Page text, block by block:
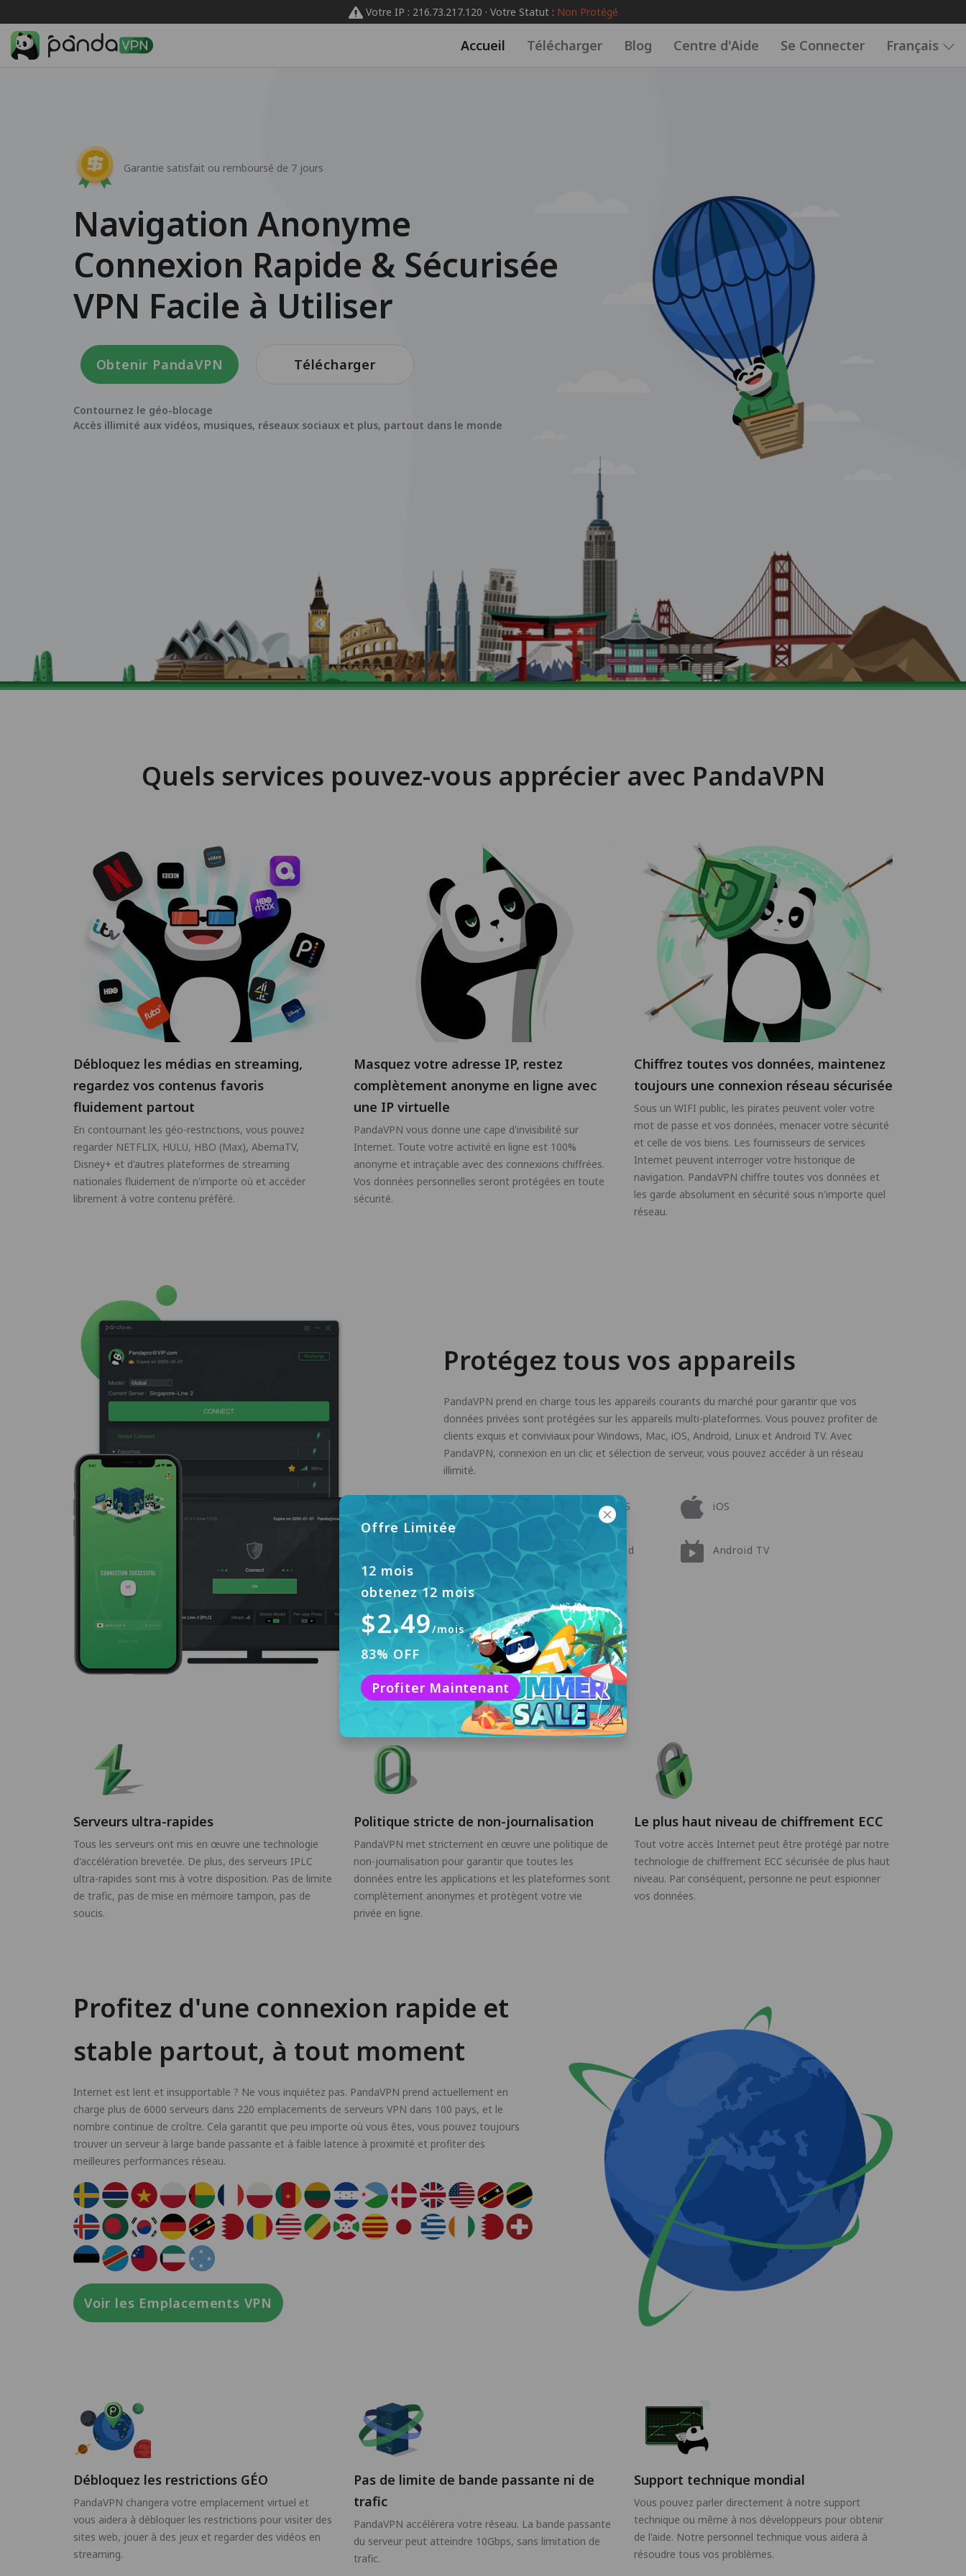
Votre IP : 216.73.217.120 · Votre Statut : Non Protégé
Accueil Télécharger Blog Centre d'Aide Se Connecter Français
Garantie satisfait ou remboursé de 7 jours
Navigation Anonyme
Connexion Rapide & Sécurisée
VPN Facile à Utiliser
Obtenir PandaVPN Télécharger
Contournez le géo-blocage
Accès illimité aux vidéos, musiques, réseaux sociaux et plus, partout dans le monde
Quels services pouvez-vous apprécier avec PandaVPN
Débloquez les médias en streaming,
regardez vos contenus favoris
fluidement partout
En contournant les géo-restrictions, vous pouvez
regarder NETFLIX, HULU, HBO (Max), AbemaTV,
Disney+ et d'autres plateformes de streaming
nationales fluidement de n'importe où et accéder
librement à votre contenu préféré.
Masquez votre adresse IP, restez
complètement anonyme en ligne avec
une IP virtuelle
PandaVPN vous donne une cape d'invisibilité sur
Internet. Toute votre activité en ligne est 100%
anonyme et intraçable avec des connexions chiffrées.
Vos données personnelles seront protégées en toute
sécurité.
Chiffrez toutes vos données, maintenez
toujours une connexion réseau sécurisée
Sous un WIFI public, les pirates peuvent voler votre
mot de passe et vos données, menacer votre sécurité
et celle de vos biens. Les fournisseurs de services
Internet peuvent interroger votre historique de
navigation. PandaVPN chiffre toutes vos données et
les garde absolument en sécurité sous n'importe quel
réseau.
Protégez tous vos appareils
PandaVPN prend en charge tous les appareils courants du marché pour garantir que vos
données privées sont protégées sur les appareils multi-plateformes. Vous pouvez profiter de
clients exquis et conviviaux pour Windows, Mac, iOS, Android, Linux et Android TV. Avec
PandaVPN, connexion en un clic et sélection de serveur, vous pouvez accéder à un réseau
illimité.
Windows macOS iOS
Apple TV Android Android TV
Linux
Serveurs ultra-rapides
Tous les serveurs ont mis en œuvre une technologie
d'accélération brevetée. De plus, des serveurs IPLC
ultra-rapides sont mis à votre disposition. Pas de limite
de trafic, pas de mise en mémoire tampon, pas de
soucis.
Politique stricte de non-journalisation
PandaVPN met strictement en œuvre une politique de
non-journalisation pour garantir que toutes les
données entre les applications et les plateformes sont
complètement anonymes et protègent votre vie
privée en ligne.
Le plus haut niveau de chiffrement ECC
Tout votre accès Internet peut être protégé par notre
technologie de chiffrement ECC sécurisée de plus haut
niveau. Par conséquent, personne ne peut espionner
vos données.
Profitez d'une connexion rapide et
stable partout, à tout moment
Internet est lent et insupportable ? Ne vous inquiétez pas. PandaVPN prend actuellement en
charge plus de 6000 serveurs dans 220 emplacements de serveurs VPN dans 100 pays, et le
nombre continue de croître. Cela garantit que peu importe où vous êtes, vous pouvez toujours
trouver un serveur à large bande passante et à faible latence à proximité et profiter des
meilleures performances réseau.
Voir les Emplacements VPN
Débloquez les restrictions GÉO
PandaVPN changera votre emplacement virtuel et
vous aidera à débloquer les restrictions pour visiter des
sites web, jouer à des jeux et regarder des vidéos en
streaming.
Pas de limite de bande passante ni de
trafic
PandaVPN accélérera votre réseau. La bande passante
du serveur peut atteindre 10Gbps, sans limitation de
trafic.
Support technique mondial
Vous pouvez parler directement à notre support
technique ou même à nos développeurs pour obtenir
de l'aide. Notre personnel technique vous aidera à
résoudre tous vos problèmes.
Offre Limitée
12 mois
obtenez 12 mois
$2.49/mois
83% OFF
Profiter Maintenant